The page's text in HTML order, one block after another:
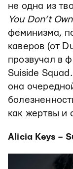
не одна из
You Don’t
феминизма,
каверов (от
прозвучал в
Suiside
она
как жертвы и
Alicia Keys –